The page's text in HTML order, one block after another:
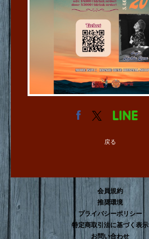
戻る
会員規約
推奨環境
プライバシーポリシー
特定商取引法に基づく表示
お問い合わせ